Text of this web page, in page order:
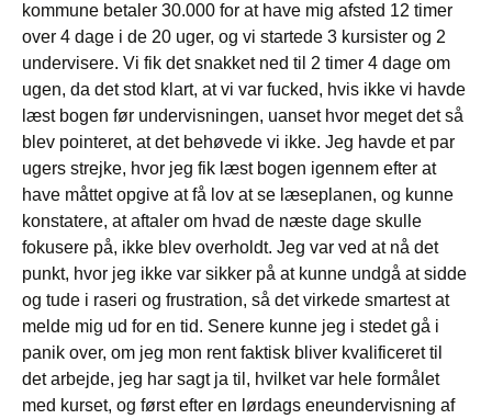
kommune betaler 30.000 for at have mig afsted 12 timer
over 4 dage i de 20 uger, og vi startede 3 kursister og 2
undervisere. Vi fik det snakket ned til 2 timer 4 dage om
ugen, da det stod klart, at vi var fucked, hvis ikke vi havde
læst bogen før undervisningen, uanset hvor meget det så
blev pointeret, at det behøvede vi ikke. Jeg havde et par
ugers strejke, hvor jeg fik læst bogen igennem efter at
have måttet opgive at få lov at se læseplanen, og kunne
konstatere, at aftaler om hvad de næste dage skulle
fokusere på, ikke blev overholdt. Jeg var ved at nå det
punkt, hvor jeg ikke var sikker på at kunne undgå at sidde
og tude i raseri og frustration, så det virkede smartest at
melde mig ud for en tid. Senere kunne jeg i stedet gå i
panik over, om jeg mon rent faktisk bliver kvalificeret til
det arbejde, jeg har sagt ja til, hvilket var hele formålet
med kurset, og først efter en lørdags eneundervisning af